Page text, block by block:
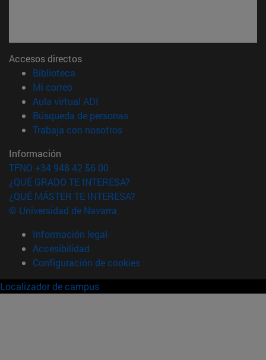
Accesos directos
Biblioteca
Mi correo(abre en nueva ventana)
Aula virtual ADI
Búsqueda de personas(abre en nueva ventana)
Trabaja con nosotros(abre en nueva ventana)
Información
TFNO +34 948 42 56 00
¿QUÉ GRADO TE INTERESA?
¿QUÉ MÁSTER TE INTERESA?
© Universidad de Navarra
Información legal
Accesibilidad
Configuración de cookies
Localizador de campus